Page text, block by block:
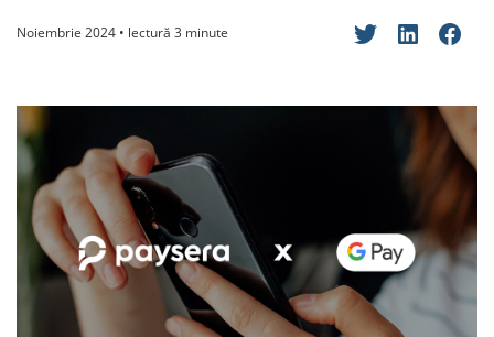
Noiembrie 2024 • lectură 3 minute